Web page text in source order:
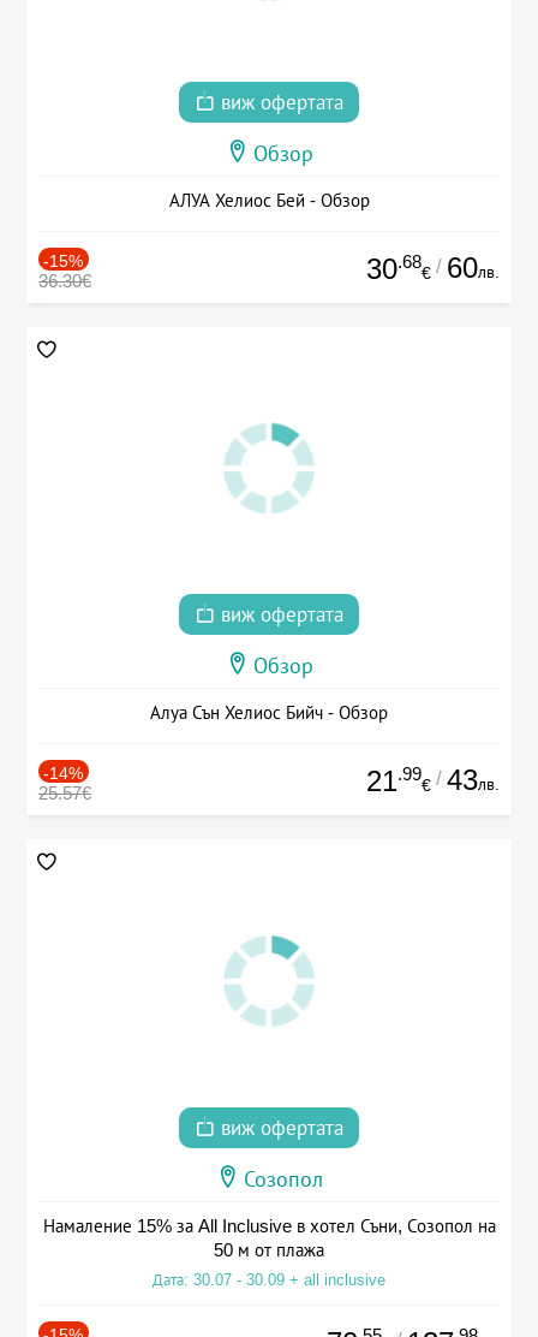
виж офертата
Обзор
АЛУА Хелиос Бей - Обзор
-15%
36.30€ 30.68
€ / 60лв.
виж офертата
Обзор
Алуа Сън Хелиос Бийч - Обзор
-14%
25.57€ 21.99
€ / 43лв.
виж офертата
Созопол
Намаление 15% за All Inclusive в хотел Съни, Созопол на
50 м от плажа
Дата: 30.07 - 30.09 + all inclusive